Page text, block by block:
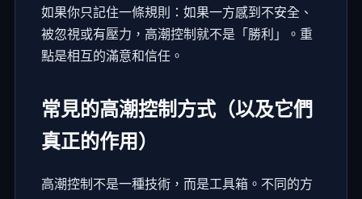
如果你只記住一條規則：如果一方感到不安全、
被忽視或有壓力，高潮控制就不是「勝利」。重
點是相互的滿意和信任。
常見的高潮控制方式（以及它們
真正的作用）
高潮控制不是一種技術，而是工具箱。不同的方